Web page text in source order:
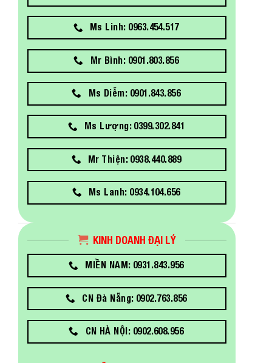
Ms Linh: 0963.454.517
Mr Bình: 0901.803.856
Ms Diễm: 0901.843.856
Ms Lượng: 0399.302.841
Mr Thiện: 0938.440.889
Ms Lanh: 0934.104.656
KINH DOANH ĐẠI LÝ
MIỀN NAM: 0931.843.956
CN Đà Nẵng: 0902.763.856
CN HÀ NỘI: 0902.608.956